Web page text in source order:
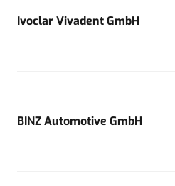
Ivoclar Vivadent GmbH
BINZ Automotive GmbH